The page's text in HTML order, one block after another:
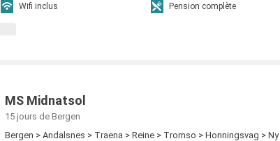
Wifi inclus
Pension complète
MS Midnatsol
15 jours de Bergen
Bergen > Andalsnes > Traena > Reine > Tromso > Honningsvag > Ny